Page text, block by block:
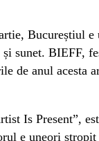
Bucureștiul
sunet. BIEFF,
de anul acesta
Is Present”,
e uneori